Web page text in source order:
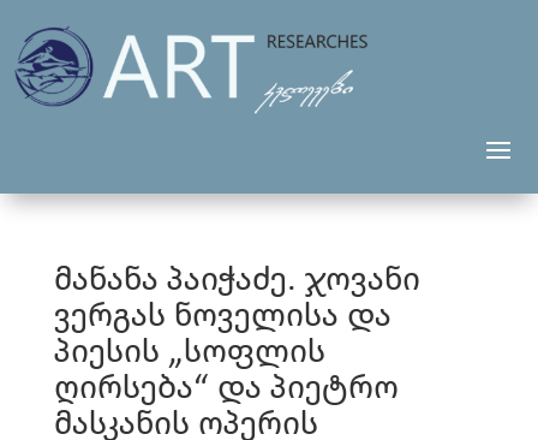
მანანა პაიჭაძე. ჯოვანი
ვერგას ნოველისა და
პიესის „სოფლის
ღირსება“ და პიეტრო
მასკანის ოპერის